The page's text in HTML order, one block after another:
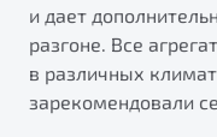
и дает
разгоне. Все
в различных
зарекомендовали